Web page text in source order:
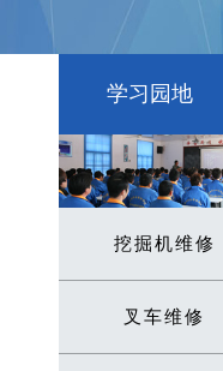
学习园地
挖掘机维修
叉车维修